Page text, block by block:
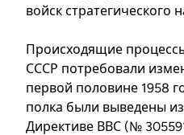
войск стратегического
Происходящие
СССР потребовали
первой половине 1958
полка были выведены
Директиве ВВС (№